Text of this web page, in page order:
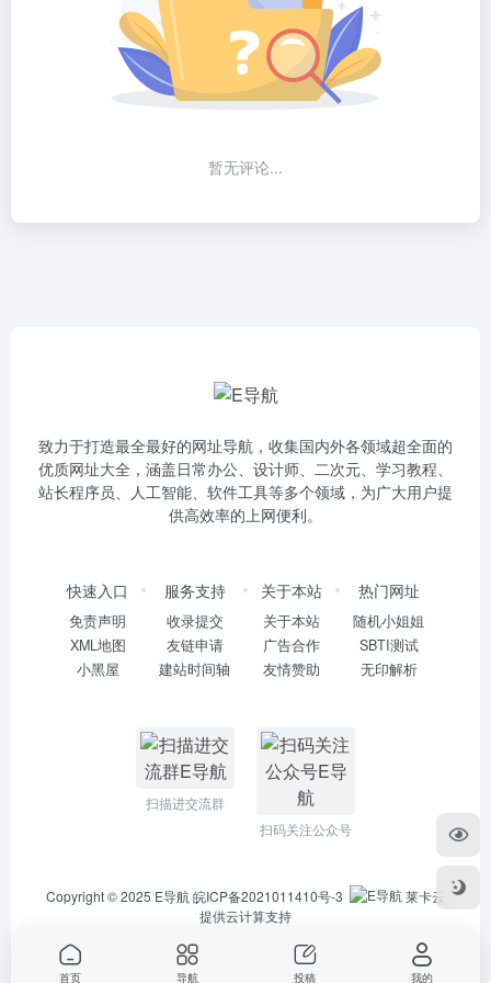
暂无评论...
致力于打造最全最好的网址导航，收集国内外各领域超全面的
优质网址大全，涵盖日常办公、设计师、二次元、学习教程、
站长程序员、人工智能、软件工具等多个领域，为广大用户提
供高效率的上网便利。
快速入口
免责声明
XML地图
小黑屋
服务支持
收录提交
友链申请
建站时间轴
关于本站
关于本站
广告合作
友情赞助
热门网址
随机小姐姐
SBTI测试
无印解析
扫描进交流群
扫码关注公众号
Copyright © 2025 E导航皖ICP备2021011410号-3
莱卡云
提供云计算支持
首页 导航 投稿 我的